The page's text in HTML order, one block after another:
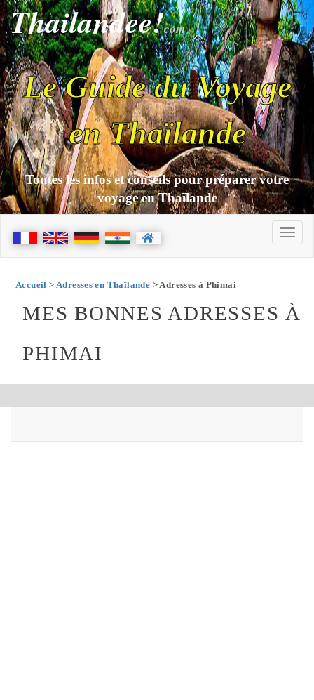
Thailandee!com
Le Guide du Voyage
en Thaïlande
Toutes les infos et conseils pour préparer votre
voyage en Thaïlande
Accueil > Adresses en Thaïlande > Adresses à Phimai
MES BONNES ADRESSES À
PHIMAI